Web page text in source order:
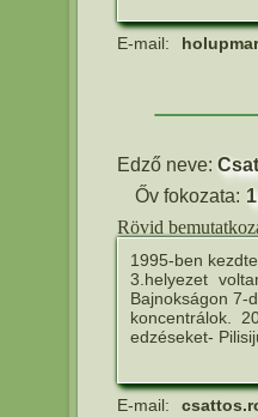
E-mail:
Edző neve:
Őv fokozata:
Rövid
1995-ben
3.helyezet
Bajnokságon 7-
koncentrálok.
edzéseket-
E-mail: